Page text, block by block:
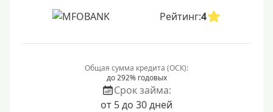
Рейтинг:4
Общая сумма кредита (ОСК):
до 292% годовых
Срок займа:
от 5 до 30 дней